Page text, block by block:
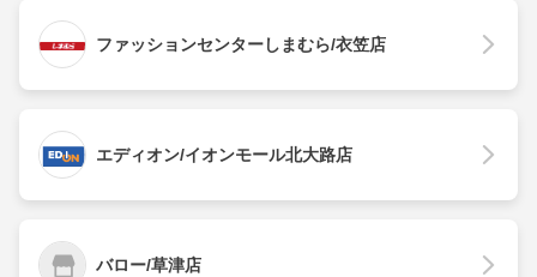
ファッションセンターしまむら/衣笠店
エディオン/イオンモール北大路店
バロー/草津店